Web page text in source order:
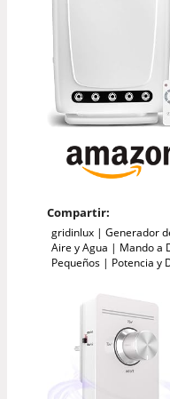
Compartir:
gridinlux | Generador
Aire y Agua | Mando a
Pequeños | Potencia y